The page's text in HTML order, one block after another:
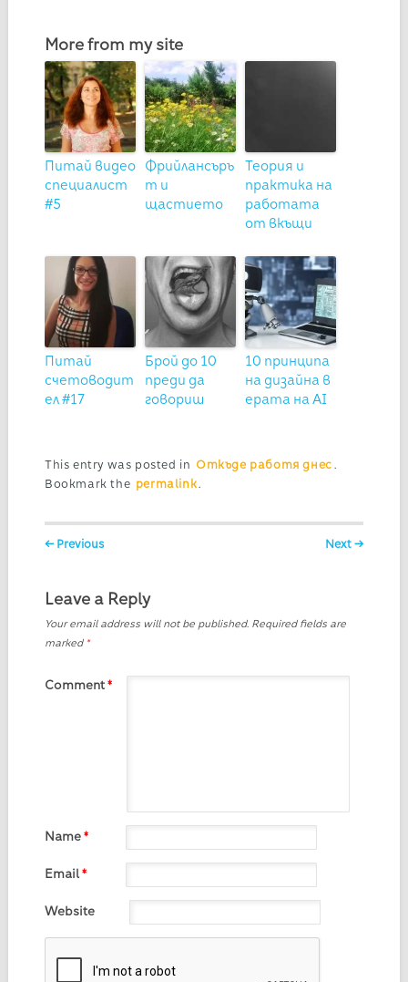
More from my site
Питай видео
специалист
#5
Фрийлансъръ
т и
щастието
Теория и
практика на
работата
от вкъщи
Питай
счетоводит
ел #17
Брой до 10
преди да
говориш
10 принципа
на дизайна в
ерата на AI
This entry was posted in Откъде работя днес .
Bookmark the permalink.
Post navigation
← Previous Next →
Leave a Reply
Your email address will not be published. Required fields are
marked *
Comment*
Name*
Email*
Website